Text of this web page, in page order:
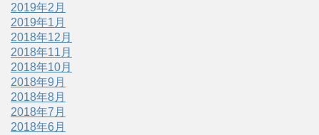
2019年2月
2019年1月
2018年12月
2018年11月
2018年10月
2018年9月
2018年8月
2018年7月
2018年6月